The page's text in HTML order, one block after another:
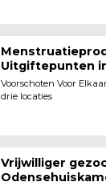
Uitgiftepunten
Voorschoten Voor
drie locaties
Vrijwilliger